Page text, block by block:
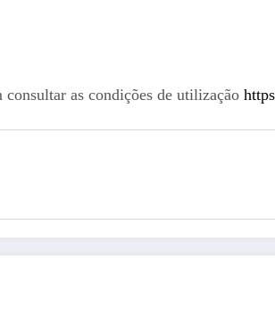
as condições de utilização